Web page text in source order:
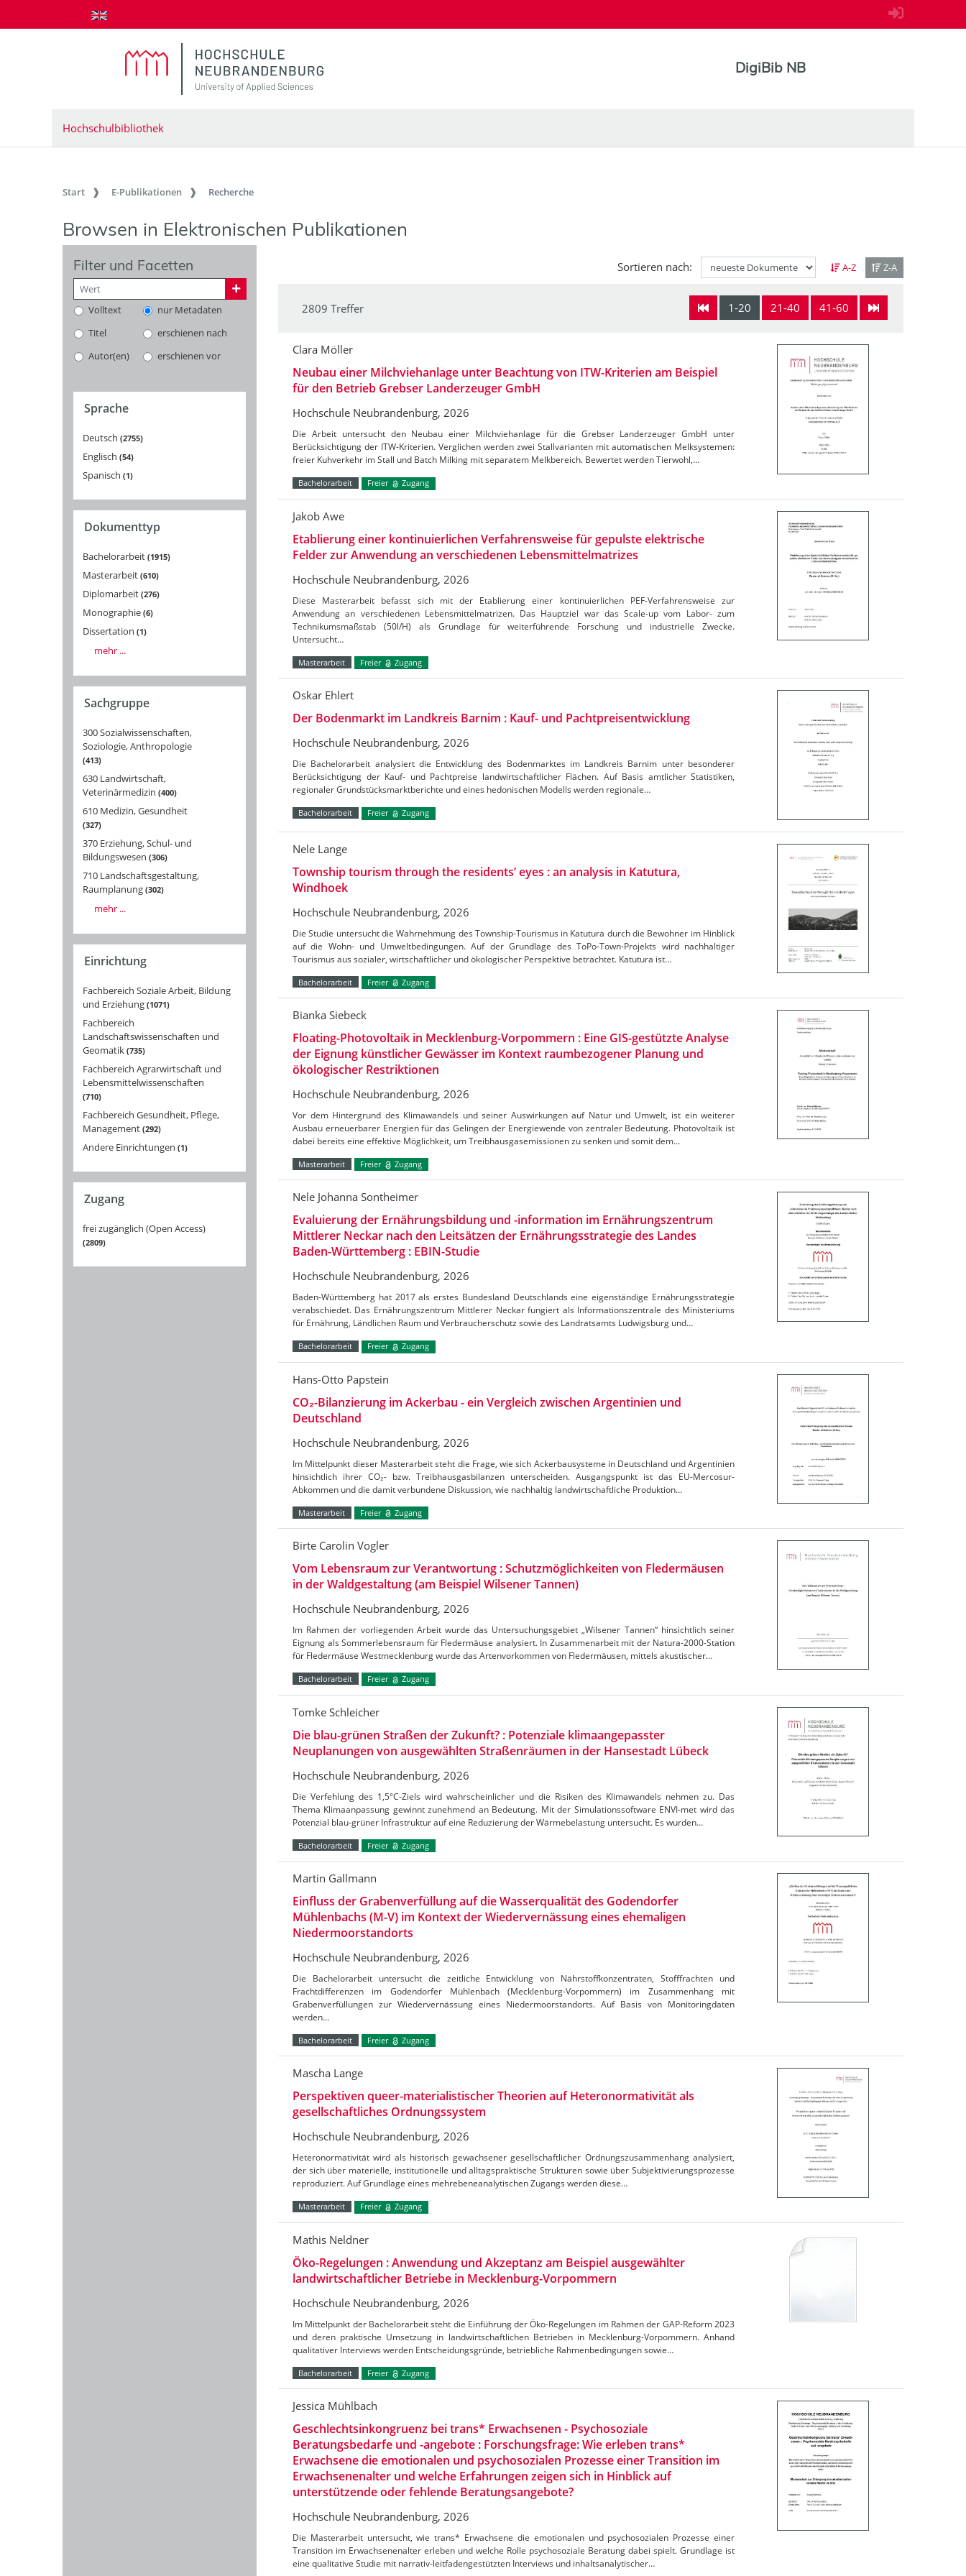
zum Inhalt springen
DigiBib NB
Hochschulbibliothek
Start E-Publikationen Recherche
Browsen in Elektronischen Publikationen
Filter und Facetten
Volltext
nur Metadaten
Titel
erschienen nach
Autor(en)
erschienen vor
Sprache
Deutsch 2755
Englisch 54
Spanisch 1
Dokumenttyp
Bachelorarbeit 1915
Masterarbeit 610
Diplomarbeit 276
Monographie 6
Dissertation 1
mehr ...
Sachgruppe
300 Sozialwissenschaften,
Soziologie, Anthropologie
413
630 Landwirtschaft,
Veterinärmedizin 400
610 Medizin, Gesundheit
327
370 Erziehung, Schul- und
Bildungswesen 306
710 Landschaftsgestaltung,
Raumplanung 302
mehr ...
Einrichtung
Fachbereich Soziale Arbeit, Bildung
und Erziehung 1071
Fachbereich
Landschaftswissenschaften und
Geomatik 735
Fachbereich Agrarwirtschaft und
Lebensmittelwissenschaften
710
Fachbereich Gesundheit, Pflege,
Management 292
Andere Einrichtungen 1
Zugang
frei zugänglich (Open Access)
2809
Sortieren nach: A-Z Z-A
1-20 21-40 41-60
2809 Treffer
Clara Möller
Neubau einer Milchviehanlage unter Beachtung von ITW-Kriterien am Beispiel
für den Betrieb Grebser Landerzeuger GmbH
Hochschule Neubrandenburg, 2026
Die Arbeit untersucht den Neubau einer Milchviehanlage für die Grebser Landerzeuger GmbH unter
Berücksichtigung der ITW-Kriterien. Verglichen werden zwei Stallvarianten mit automatischen Melksystemen:
freier Kuhverkehr im Stall und Batch Milking mit separatem Melkbereich. Bewertet werden Tierwohl,…
Bachelorarbeit Freier Zugang
Jakob Awe
Etablierung einer kontinuierlichen Verfahrensweise für gepulste elektrische
Felder zur Anwendung an verschiedenen Lebensmittelmatrizes
Hochschule Neubrandenburg, 2026
Diese Masterarbeit befasst sich mit der Etablierung einer kontinuierlichen PEF-Verfahrensweise zur
Anwendung an verschiedenen Lebensmittelmatrizen. Das Hauptziel war das Scale-up vom Labor- zum
Technikumsmaßstab (50l/H) als Grundlage für weiterführende Forschung und industrielle Zwecke.
Untersucht…
Masterarbeit Freier Zugang
Oskar Ehlert
Der Bodenmarkt im Landkreis Barnim : Kauf- und Pachtpreisentwicklung
Hochschule Neubrandenburg, 2026
Die Bachelorarbeit analysiert die Entwicklung des Bodenmarktes im Landkreis Barnim unter besonderer
Berücksichtigung der Kauf- und Pachtpreise landwirtschaftlicher Flächen. Auf Basis amtlicher Statistiken,
regionaler Grundstücksmarktberichte und eines hedonischen Modells werden regionale…
Bachelorarbeit Freier Zugang
Nele Lange
Township tourism through the residents’ eyes : an analysis in Katutura,
Windhoek
Hochschule Neubrandenburg, 2026
Die Studie untersucht die Wahrnehmung des Township-Tourismus in Katutura durch die Bewohner im Hinblick
auf die Wohn- und Umweltbedingungen. Auf der Grundlage des ToPo-Town-Projekts wird nachhaltiger
Tourismus aus sozialer, wirtschaftlicher und ökologischer Perspektive betrachtet. Katutura ist…
Bachelorarbeit Freier Zugang
Bianka Siebeck
Floating-Photovoltaik in Mecklenburg-Vorpommern : Eine GIS-gestützte Analyse
der Eignung künstlicher Gewässer im Kontext raumbezogener Planung und
ökologischer Restriktionen
Hochschule Neubrandenburg, 2026
Vor dem Hintergrund des Klimawandels und seiner Auswirkungen auf Natur und Umwelt, ist ein weiterer
Ausbau erneuerbarer Energien für das Gelingen der Energiewende von zentraler Bedeutung. Photovoltaik ist
dabei bereits eine effektive Möglichkeit, um Treibhausgasemissionen zu senken und somit dem…
Masterarbeit Freier Zugang
Nele Johanna Sontheimer
Evaluierung der Ernährungsbildung und -information im Ernährungszentrum
Mittlerer Neckar nach den Leitsätzen der Ernährungsstrategie des Landes
Baden-Württemberg : EBIN-Studie
Hochschule Neubrandenburg, 2026
Baden-Württemberg hat 2017 als erstes Bundesland Deutschlands eine eigenständige Ernährungsstrategie
verabschiedet. Das Ernährungszentrum Mittlerer Neckar fungiert als Informationszentrale des Ministeriums
für Ernährung, Ländlichen Raum und Verbraucherschutz sowie des Landratsamts Ludwigsburg und…
Bachelorarbeit Freier Zugang
Hans-Otto Papstein
CO₂-Bilanzierung im Ackerbau - ein Vergleich zwischen Argentinien und
Deutschland
Hochschule Neubrandenburg, 2026
Im Mittelpunkt dieser Masterarbeit steht die Frage, wie sich Ackerbausysteme in Deutschland und Argentinien
hinsichtlich ihrer CO₂- bzw. Treibhausgasbilanzen unterscheiden. Ausgangspunkt ist das EU-Mercosur-
Abkommen und die damit verbundene Diskussion, wie nachhaltig landwirtschaftliche Produktion…
Masterarbeit Freier Zugang
Birte Carolin Vogler
Vom Lebensraum zur Verantwortung : Schutzmöglichkeiten von Fledermäusen
in der Waldgestaltung (am Beispiel Wilsener Tannen)
Hochschule Neubrandenburg, 2026
Im Rahmen der vorliegenden Arbeit wurde das Untersuchungsgebiet „Wilsener Tannen“ hinsichtlich seiner
Eignung als Sommerlebensraum für Fledermäuse analysiert. In Zusammenarbeit mit der Natura-2000-Station
für Fledermäuse Westmecklenburg wurde das Artenvorkommen von Fledermäusen, mittels akustischer…
Bachelorarbeit Freier Zugang
Tomke Schleicher
Die blau-grünen Straßen der Zukunft? : Potenziale klimaangepasster
Neuplanungen von ausgewählten Straßenräumen in der Hansestadt Lübeck
Hochschule Neubrandenburg, 2026
Die Verfehlung des 1,5°C-Ziels wird wahrscheinlicher und die Risiken des Klimawandels nehmen zu. Das
Thema Klimaanpassung gewinnt zunehmend an Bedeutung. Mit der Simulationssoftware ENVI-met wird das
Potenzial blau-grüner Infrastruktur auf eine Reduzierung der Wärmebelastung untersucht. Es wurden…
Bachelorarbeit Freier Zugang
Martin Gallmann
Einfluss der Grabenverfüllung auf die Wasserqualität des Godendorfer
Mühlenbachs (M-V) im Kontext der Wiedervernässung eines ehemaligen
Niedermoorstandorts
Hochschule Neubrandenburg, 2026
Die Bachelorarbeit untersucht die zeitliche Entwicklung von Nährstoffkonzentraten, Stofffrachten und
Frachtdifferenzen im Godendorfer Mühlenbach (Mecklenburg-Vorpommern) im Zusammenhang mit
Grabenverfüllungen zur Wiedervernässung eines Niedermoorstandorts. Auf Basis von Monitoringdaten
werden…
Bachelorarbeit Freier Zugang
Mascha Lange
Perspektiven queer-materialistischer Theorien auf Heteronormativität als
gesellschaftliches Ordnungssystem
Hochschule Neubrandenburg, 2026
Heteronormativität wird als historisch gewachsener gesellschaftlicher Ordnungszusammenhang analysiert,
der sich über materielle, institutionelle und alltagspraktische Strukturen sowie über Subjektivierungsprozesse
reproduziert. Auf Grundlage eines mehrebeneanalytischen Zugangs werden diese…
Masterarbeit Freier Zugang
Mathis Neldner
Öko-Regelungen : Anwendung und Akzeptanz am Beispiel ausgewählter
landwirtschaftlicher Betriebe in Mecklenburg-Vorpommern
Hochschule Neubrandenburg, 2026
Im Mittelpunkt der Bachelorarbeit steht die Einführung der Öko-Regelungen im Rahmen der GAP-Reform 2023
und deren praktische Umsetzung in landwirtschaftlichen Betrieben in Mecklenburg-Vorpommern. Anhand
qualitativer Interviews werden Entscheidungsgründe, betriebliche Rahmenbedingungen sowie…
Bachelorarbeit Freier Zugang
Jessica Mühlbach
Geschlechtsinkongruenz bei trans* Erwachsenen - Psychosoziale
Beratungsbedarfe und -angebote : Forschungsfrage: Wie erleben trans*
Erwachsene die emotionalen und psychosozialen Prozesse einer Transition im
Erwachsenenalter und welche Erfahrungen zeigen sich in Hinblick auf
unterstützende oder fehlende Beratungsangebote?
Hochschule Neubrandenburg, 2026
Die Masterarbeit untersucht, wie trans* Erwachsene die emotionalen und psychosozialen Prozesse einer
Transition im Erwachsenenalter erleben und welche Rolle psychosoziale Beratung dabei spielt. Grundlage ist
eine qualitative Studie mit narrativ-leitfadengestützten Interviews und inhaltsanalytischer…